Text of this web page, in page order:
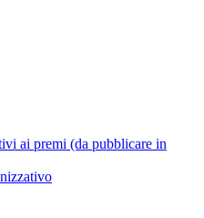
ai premi (da pubblicare in